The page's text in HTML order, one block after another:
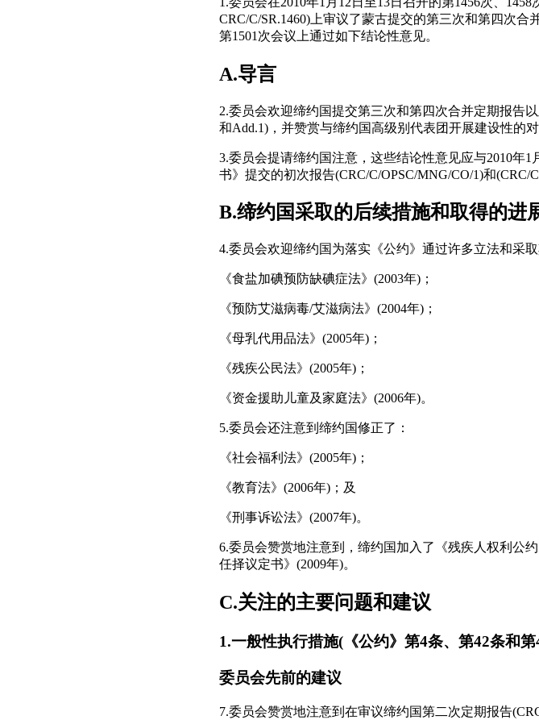
CRC/C/SR.1460)上审议了蒙古提交的第三次和第四次合
第1501次会议上通过如下结论性意见。
A.导言
2.委员会欢迎缔约国提交第三次和第四次合并定期报告
和Add.1)，并赞赏与缔约国高级别代表团开展建设性的
3.委员会提请缔约国注意，这些结论性意见应与2010年
书》提交的初次报告(CRC/C/OPSC/MNG/CO/1)和(CRC/
B.缔约国采取的后续措施和取得的进
4.委员会欢迎缔约国为落实《公约》通过许多立法和采
《食盐加碘预防缺碘症法》(2003年)；
《预防艾滋病毒/艾滋病法》(2004年)；
《母乳代用品法》(2005年)；
《残疾公民法》(2005年)；
《资金援助儿童及家庭法》(2006年)。
5.委员会还注意到缔约国修正了：
《社会福利法》(2005年)；
《教育法》(2006年)；及
《刑事诉讼法》(2007年)。
6.委员会赞赏地注意到，缔约国加入了《残疾人权利公
任择议定书》(2009年)。
C.关注的主要问题和建议
1.一般性执行措施(《公约》第4条、第42条和
委员会先前的建议
7.委员会赞赏地注意到在审议缔约国第二次定期报告